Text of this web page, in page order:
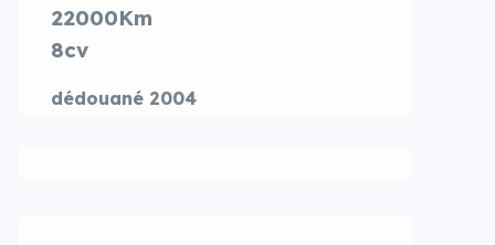
22000Km
8cv
dédouané 2004